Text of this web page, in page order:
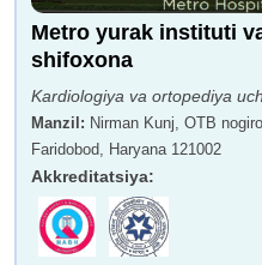
Metro yurak instituti
shifoxona
Kardiologiya va ortopediya
Manzil : Nirman Kunj, OTB
Faridobod, Haryana 121002
Akkreditatsiya: